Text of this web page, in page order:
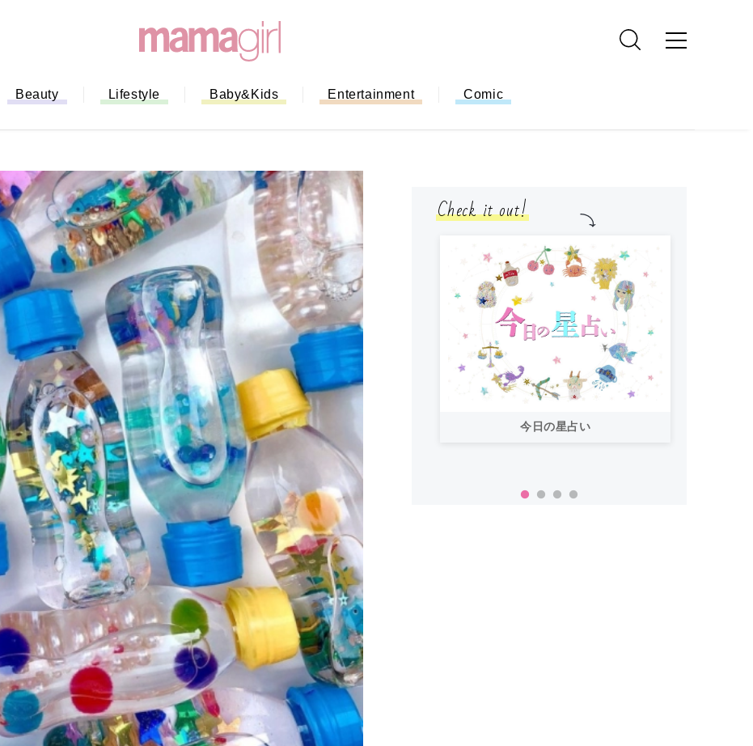
Beauty Lifestyle Baby&Kids Entertainment Comic
Check it out!
「もう行列に並ばない！」ミスドのモ
バイルオーダー完全ガイド｜支払い方
法から受け取り方までネットオーダー
を徹底解説
今日の星占い